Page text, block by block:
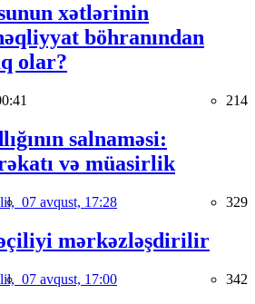
xətlərinin
böhranından
olar?
214
salnaməsi:
və müasirlik
07 avqust, 17:28 329
mərkəzləşdirilir
07 avqust, 17:00 342